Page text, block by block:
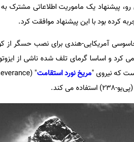
رو، پیشنهاد یک ماموریت اطلاعاتی
کرده بود با این پیشنهاد موافقت کرد.
یک تیم جاسوسی آمریکایی-هندی برای نصب حسگر
می کرد و اساسا گرمای تلف شده ناشی از
که نیروی "مریخ نورد استقامت
می کند.